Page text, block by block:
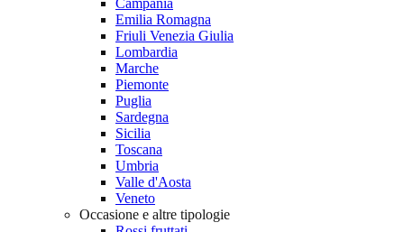
Campania
Emilia Romagna
Friuli Venezia Giulia
Lombardia
Marche
Piemonte
Puglia
Sardegna
Sicilia
Toscana
Umbria
Valle d'Aosta
Veneto
Occasione e altre tipologie